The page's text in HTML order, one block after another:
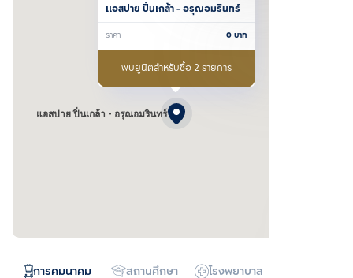
แอสปาย ปิ่นเกล้า - อรุณอมรินทร์
แอสปาย ปิ่นเกล้า - อรุณอมรินทร์
ราคา 0บาท
พบยูนิตสำหรับซื้อ 2 รายการ
การคมนาคม สถานศึกษา โรงพยาบาล